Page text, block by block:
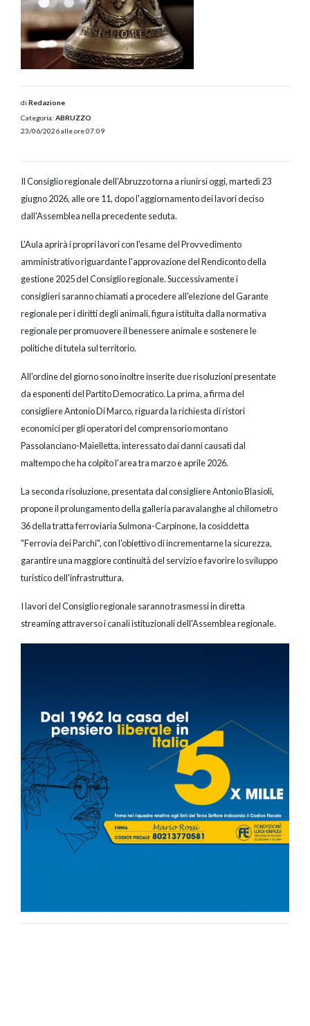
di Redazione
Categoria: ABRUZZO
23/06/2026 alle ore 07:09
Il Consiglio regionale dell'Abruzzo torna a riunirsi oggi, martedì 23
giugno 2026, alle ore 11, dopo l'aggiornamento dei lavori deciso
dall'Assemblea nella precedente seduta.
L'Aula aprirà i propri lavori con l'esame del Provvedimento
amministrativo riguardante l'approvazione del Rendiconto della
gestione 2025 del Consiglio regionale. Successivamente i
consiglieri saranno chiamati a procedere all'elezione del Garante
regionale per i diritti degli animali, figura istituita dalla normativa
regionale per promuovere il benessere animale e sostenere le
politiche di tutela sul territorio.
All'ordine del giorno sono inoltre inserite due risoluzioni presentate
da esponenti del Partito Democratico. La prima, a firma del
consigliere Antonio Di Marco, riguarda la richiesta di ristori
economici per gli operatori del comprensorio montano
Passolanciano-Maielletta, interessato dai danni causati dal
maltempo che ha colpito l'area tra marzo e aprile 2026.
La seconda risoluzione, presentata dal consigliere Antonio Blasioli,
propone il prolungamento della galleria paravalanghe al chilometro
36 della tratta ferroviaria Sulmona-Carpinone, la cosiddetta
"Ferrovia dei Parchi", con l'obiettivo di incrementarne la sicurezza,
garantire una maggiore continuità del servizio e favorire lo sviluppo
turistico dell'infrastruttura.
I lavori del Consiglio regionale saranno trasmessi in diretta
streaming attraverso i canali istituzionali dell'Assemblea regionale.